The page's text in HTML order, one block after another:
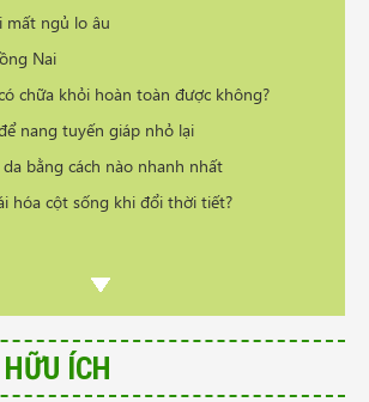
mất ngủ lo âu
Nai
chữa khỏi hoàn toàn được không?
nang tuyến giáp nhỏ lại
bằng cách nào nhanh nhất
hóa cột sống khi đổi thời tiết?
ÍCH